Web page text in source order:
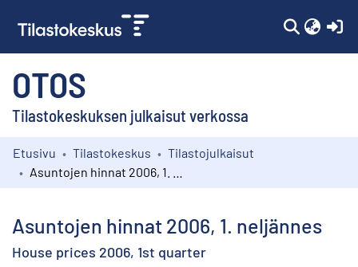
OTOS
Tilastokeskuksen julkaisut verkossa
Kokoelmat
Etusivu Tilastokeskus
Tilastojulkaisut
Asuntojen hinnat 2006, 1. neljännes
House prices 2006, 1st quarter